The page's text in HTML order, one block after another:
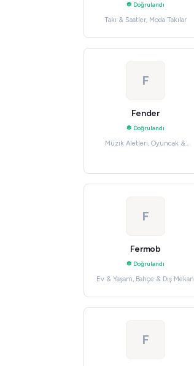
Doğrulandı
Takı & Saatler, Moda Takılar
F
Fender
Doğrulandı
Müzik Aletleri, Oyuncak &
F
Fermob
Doğrulandı
Ev & Yaşam, Bahçe & Dış Mekan
F